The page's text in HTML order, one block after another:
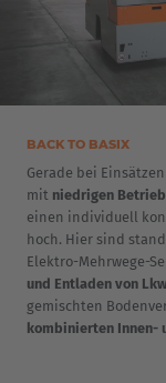
BACK TO BASIX
Gerade bei
mit niedrigen
einen individuell
hoch. Hier sind
Elektro-Mehrwege-
und Entladen von
gemischten
kombinierten Innen-